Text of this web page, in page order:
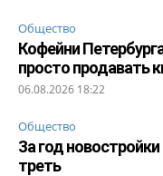
Общество
Кофейни
просто продавать
06.08.2026 18:22
Общество
За год
треть